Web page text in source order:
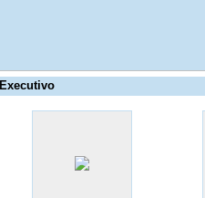
Executivo